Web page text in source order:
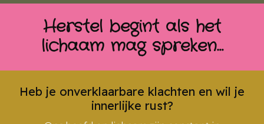
Herstel begint als het
lichaam mag spreken…
Heb je onverklaarbare klachten en wil je
innerlijke rust?